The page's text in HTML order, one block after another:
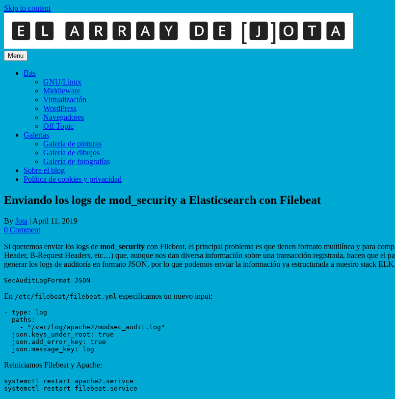
Skip to content
Menu
Bits
GNU/Linux
Middleware
Virtualización
WordPress
Navegadores
Off Topic
Galerías
Galería de pinturas
Galería de dibujos
Galería de fotografías
Sobre el blog
Política de cookies y privacidad
Enviando los logs de mod_security a Elasticsearch con Filebeat
By Jota | April 11, 2019
0 Comment
Si queremos enviar los logs de mod_security con Filebeat, el principal problema es que tienen formato multilínea y para
Header, B-Request Headers, etc…) que, aunque nos dan diversa información sobre una transacción registrada, hacen que el
generar los logs de auditoría en formato JSON, por lo que podemos enviar la información ya estructurada a nuestro stack
En /etc/filebeat/filebeat.yml especificamos un nuevo input:
- type: log
  paths:
    - "/var/log/apache2/modsec_audit.log"
  json.keys_under_root: true
  json.add_error_key: true
Reiniciamos Filebeat y Apache:
systemctl restart apache2.serivce